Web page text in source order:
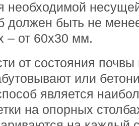
необходимой
должен быть не
– от 60х30 мм.
от состояния почвы
или
является
на опорных